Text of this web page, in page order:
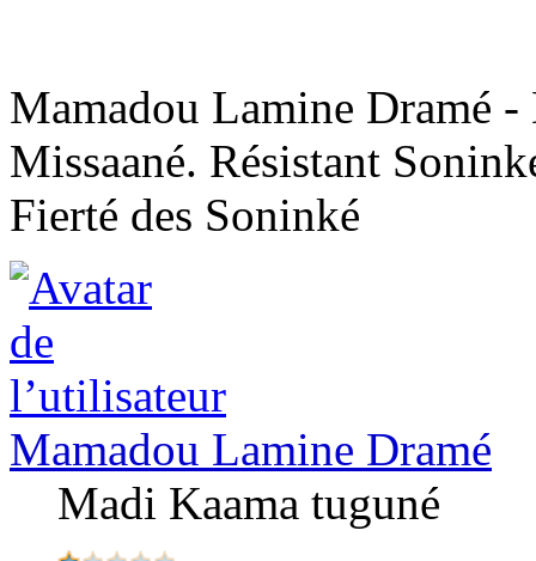
Mamadou Lamine Dramé
Missaané. Résistant
Fierté des Soninké
Mamadou Lamine Dramé
Madi Kaama tuguné